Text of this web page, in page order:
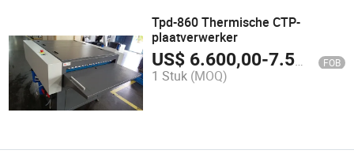
Tpd-860 Thermische CTP-
plaatverwerker
US$ 6.600,00-7.500,00 FOB
1 Stuk (MOQ)